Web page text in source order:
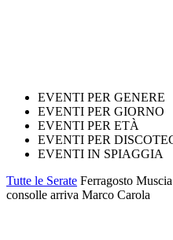
EVENTI PER GENERE
EVENTI PER GIORNO
EVENTI PER ETÀ
EVENTI PER
EVENTI IN SPIAGGIA
Tutte le Serate Ferragosto
consolle arriva Marco Carola